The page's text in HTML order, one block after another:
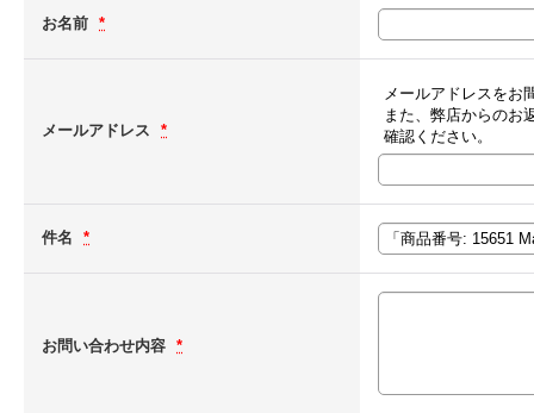
お名前 *
メールアドレス *
メールアドレスをお
また、弊店からのお
確認ください。
件名 *
お問い合わせ内容 *